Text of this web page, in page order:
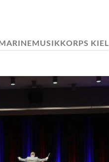
KIEL